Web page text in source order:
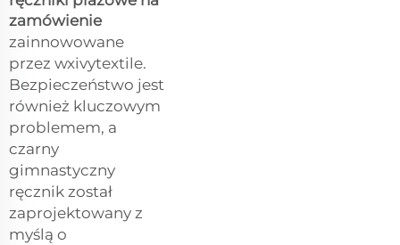
zamówienie
zainnowowane
przez wxivytextile.
Bezpieczeństwo jest
również kluczowym
problemem, a
czarny
gimnastyczny
ręcznik został
zaprojektowany z
myślą o